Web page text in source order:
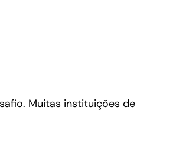
Muitas instituições de